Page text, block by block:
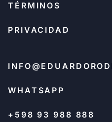
TÉRMINOS
PRIVACIDAD
WHATSAPP
+598 93 988 888